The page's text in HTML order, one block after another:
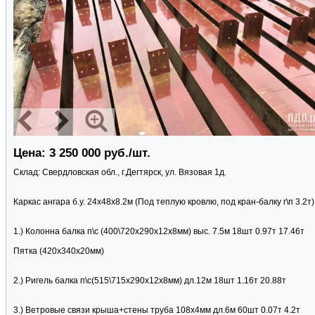
Цена: 3 250 000 руб./шт.
Склад: Свердловская обл., г.Дегтярск, ул. Вязовая 1д.
Каркас ангара б.у. 24х48х8.2м (Под теплую кровлю, под кран-балку г\п
1.) Колонна балка п\с (400\720х290х12х8мм) выс. 7.5м 18шт 0.97т 17.46т
Пятка (420х340х20мм)
2.) Ригель балка п\с(515\715х290х12х8мм) дл.12м 18шт 1.16т 20.88т
3.) Ветровые связи крыша+стены труба 108х4мм дл.6м 60шт 0.07т 4.2т